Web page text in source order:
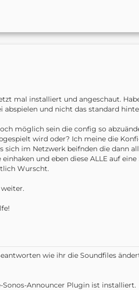
mal installiert und angeschaut.
abspielen und nicht das standard
möglich sein die config so
wird oder? Ich meine die
sich im Netzwerk beifnden die dann
und eben diese ALLE auf
Wurscht.
wie ihr die Soundfiles
Sonos-Announcer Plugin ist installiert.